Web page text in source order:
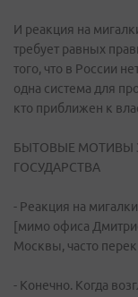
И реакция на
требует равных
того, что в России
одна система для
кто приближен к
БЫТОВЫЕ МОТИВЫ
ГОСУДАРСТВА
- Реакция на
[мимо офиса
Москвы, часто
- Конечно. Когда